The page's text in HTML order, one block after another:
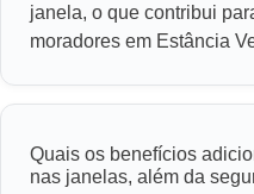
janela, o que contribui
moradores em Estância
Quais os benefícios
nas janelas, além da